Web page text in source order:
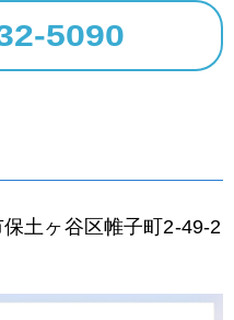
5090
土ヶ谷区帷子町2-49-2